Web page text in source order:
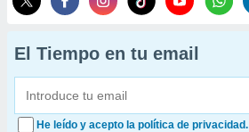
El Tiempo en tu email
He leído y acepto la política de privacidad.